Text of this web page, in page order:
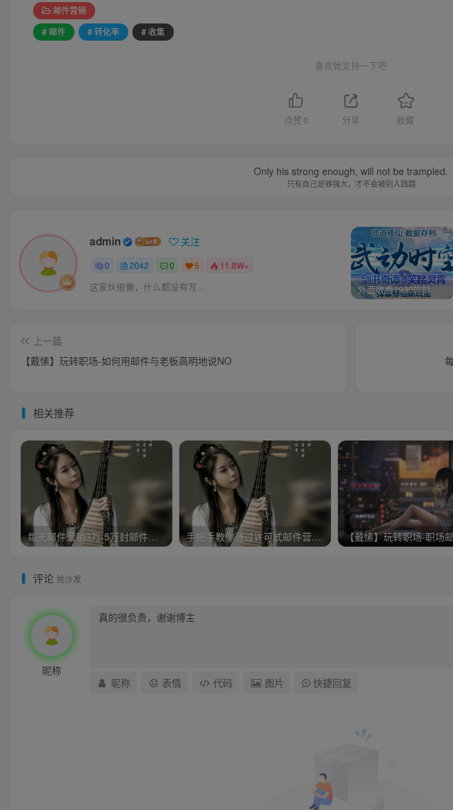
邮件营销
# 邮件
# 转化率 # 收集
喜欢就支持一下吧
点赞 0 分享 收藏
Only his strong enough, will not be trampled.
只有自己足够强大，才不会被别人践踏
admin 关注
0 2042 0 5 11.8W+
这家伙很懒，什么都没有写... 外面收费1980的抖音武动时空直播项目，无需真人出镜，实时互动直播【软件+详细教程】
上一篇
【戴愫】玩转职场-如何用邮件与老板高明地说NO
相关推荐
每天邮件营销3万-5万封邮件，实战月入万元，附带工具 手把手教你通过许可式邮件营销推广你的商品讲座价值299元
评论 抢沙发
昵称
昵称 表情 代码 图片 快捷回复